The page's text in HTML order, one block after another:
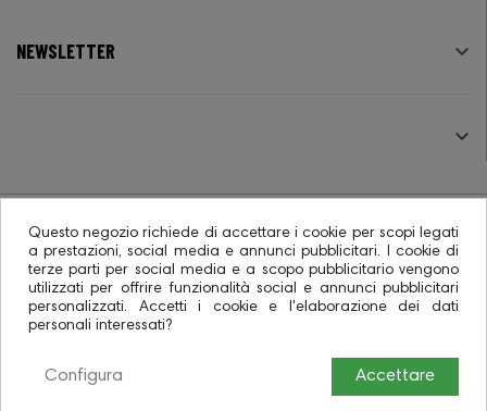
0
NEWSLETTER 

© 2026 - Ecommerce software CO.RA. SpA
Questo negozio richiede di accettare i cookie per scopi legati
a prestazioni, social media e annunci pubblicitari. I cookie di
terze parti per social media e a scopo pubblicitario vengono
utilizzati per offrire funzionalità social e annunci pubblicitari
personalizzati. Accetti i cookie e l'elaborazione dei dati
personali interessati?
Accettare
Configura